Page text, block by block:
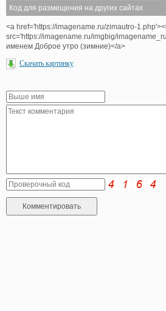
Код для размещения на других сайтах
<a href='https://imagename.ru/zimautro-
src='https://imagename.ru/imgbig/
именем Доброе утро (зимние)</a>
Скачать картинку